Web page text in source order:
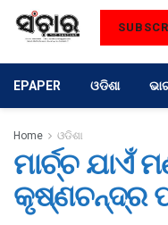
EPAPER ଓଡିଶା
Home ଓଡିଶା
ମାର୍ଚ୍ଚ ଯାଏଁ
କୃଷ୍ଣଚନ୍ଦ୍ର